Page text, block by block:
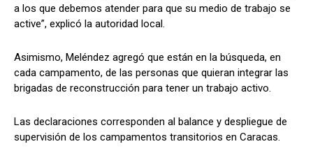
a los que debemos atender para que su medio de trabajo se
active”, explicó la autoridad local.
Asimismo, Meléndez agregó que están en la búsqueda, en
cada campamento, de las personas que quieran integrar las
brigadas de reconstrucción para tener un trabajo activo.
Las declaraciones corresponden al balance y despliegue de
supervisión de los campamentos transitorios en Caracas.